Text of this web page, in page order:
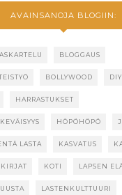
AVAINSANOJA BLOGIIN:
ASKARTELU BLOGGAUS
BOLLYWOOD DIY
HARRASTUKSET
HÖPÖHÖPÖ
LASTA KASVATUS
KIRJAT KOTI LAPSEN
LASTENKULTTUURI